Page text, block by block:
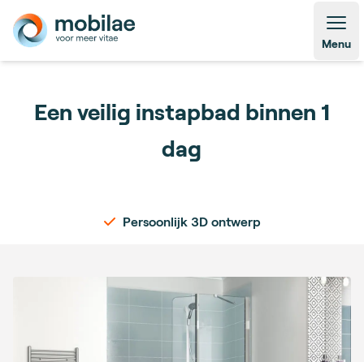
Menu
Een veilig instapbad binnen 1
dag
Persoonlijk 3D ontwerp